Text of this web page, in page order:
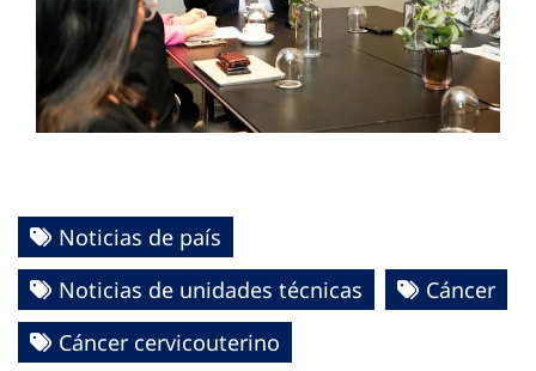
Noticias de país
Noticias de unidades técnicas
Cáncer
Cáncer cervicouterino